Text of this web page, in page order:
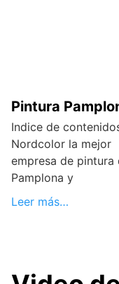
Pintura
Indice de
Nordcolor la mejor
empresa de pintura
Pamplona y
Leer más…